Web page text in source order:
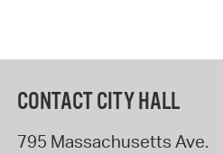
CONTACT CITY HALL
795 Massachusetts Ave.